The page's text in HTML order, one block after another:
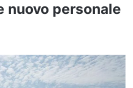
nuovo personale